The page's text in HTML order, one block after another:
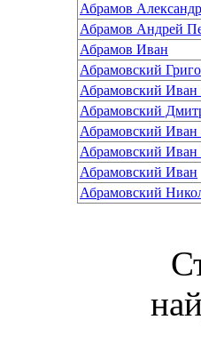
Абрамов
Абрамов Андрей
Абрамов Иван
Абрамовский
Абрамовский Иван
Абрамовский
Абрамовский Иван
Абрамовский
Абрамовский Иван
Абрамовский